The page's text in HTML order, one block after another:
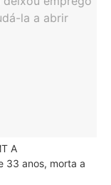
A
33 anos, morta a